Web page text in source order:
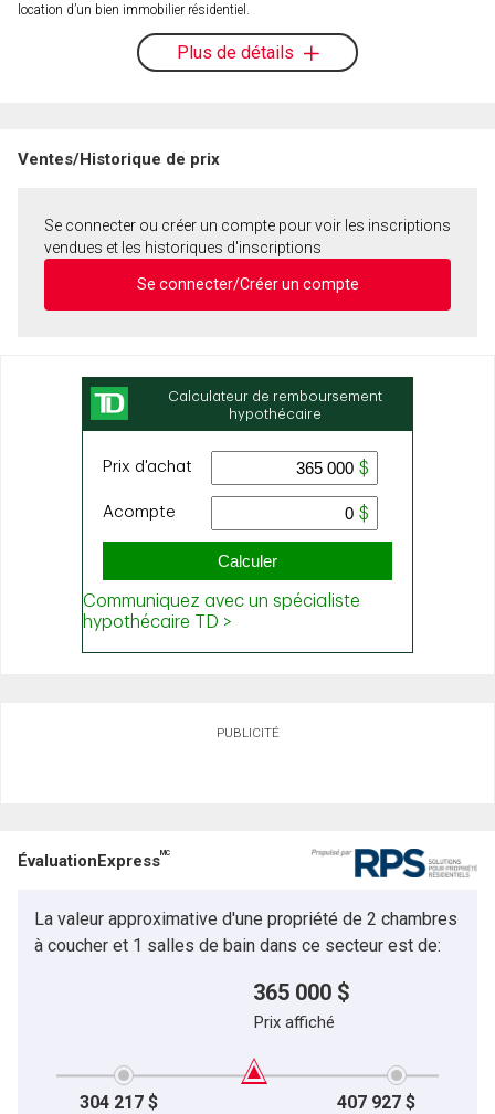
location d’un bien immobilier résidentiel.
Plus de détails
Ventes/Historique de prix
Se connecter ou créer un compte pour voir les inscriptions
vendues et les historiques d'inscriptions
Se connecter/Créer un compte
PUBLICITÉ
ÉvaluationExpressMC
La valeur approximative d'une propriété de 2 chambres
à coucher et 1 salles de bain dans ce secteur est de:
365 000 $
Prix affiché
304 217 $ 407 927 $